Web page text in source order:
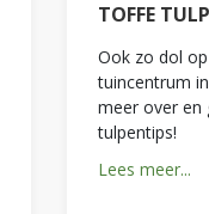
TOFFE
Ook zo dol op
tuincentrum
meer over en
tulpentips!
Lees meer...